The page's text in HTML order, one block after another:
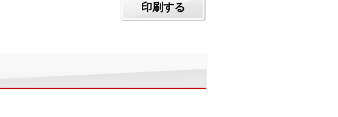
印刷する